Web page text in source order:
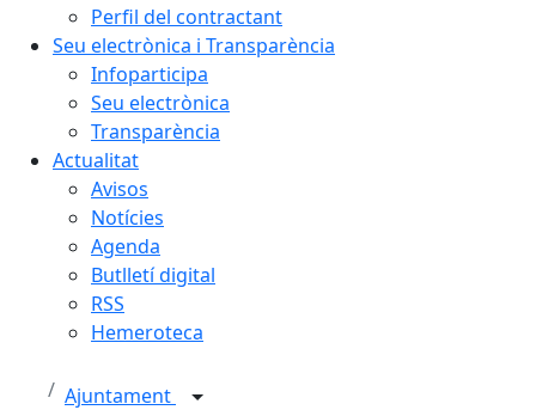
Perfil del contractant
Seu electrònica i Transparència
Infoparticipa
Seu electrònica
Transparència
Actualitat
Avisos
Notícies
Agenda
Butlletí digital
RSS
Hemeroteca
Ajuntament